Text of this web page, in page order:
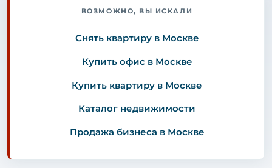
ВОЗМОЖНО, ВЫ ИСКАЛИ
Снять квартиру в Москве
Купить офис в Москве
Купить квартиру в Москве
Каталог недвижимости
Продажа бизнеса в Москве